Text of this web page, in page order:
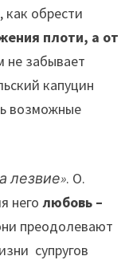
как обрести
плоти, а от
не забывает
капуцин
возможные
лезвие». О.
неголюбовь –
преодолевают
супругов